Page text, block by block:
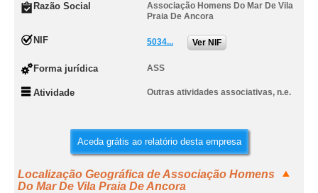
Razão Social
Associação Homens Do Mar De Vila
Praia De Ancora
NIF 5034... Ver NIF
Forma jurídica ASS
Atividade Outras atividades associativas, n.e.
Aceda grátis ao relatório desta empresa
Localização Geográfica de Associação Homens
Do Mar De Vila Praia De Ancora